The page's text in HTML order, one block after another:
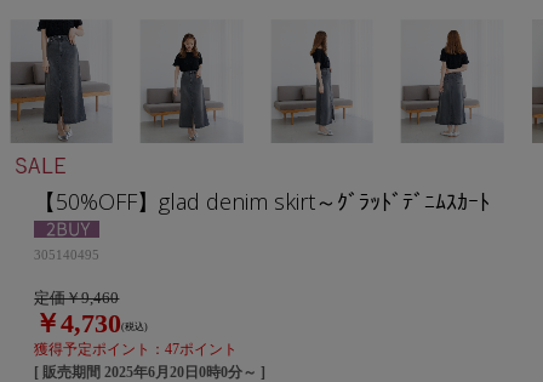
【50%OFF】glad denim skirt～ｸﾞﾗｯﾄﾞﾃﾞﾆﾑｽｶｰﾄ
305140495
定価￥9,460
￥4,730(税込)
獲得予定ポイント：47ポイント
[ 販売期間2025年6月20日0時0分～ ]